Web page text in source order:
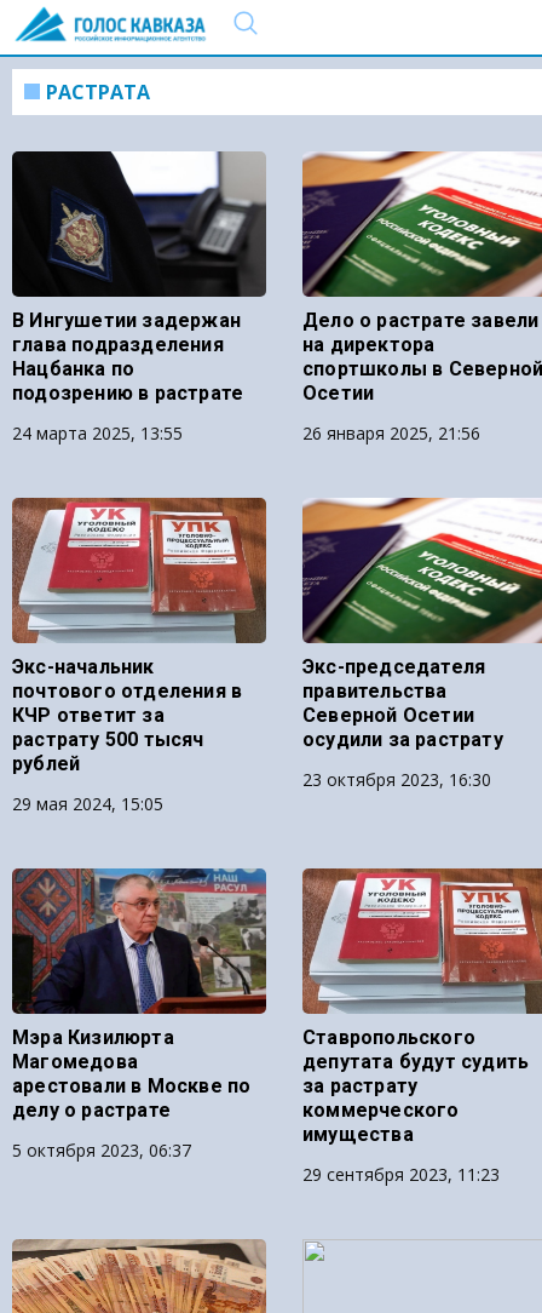
РАСТРАТА
В Ингушетии задержан
глава подразделения
Нацбанка по
подозрению в растрате
24 марта 2025, 13:55
Дело о растрате завели
на директора
спортшколы в
Осетии
26 января 2025, 21:56
Экс-начальник
почтового отделения в
КЧР ответит за
растрату 500 тысяч
рублей
29 мая 2024, 15:05
Экс-председателя
правительства
Северной Осетии
осудили за растрату
23 октября 2023, 16:30
Мэра Кизилюрта
Магомедова
арестовали в Москве по
делу о растрате
5 октября 2023, 06:37
Ставропольского
депутата будут судить
за растрату
коммерческого
имущества
29 сентября 2023, 11:23